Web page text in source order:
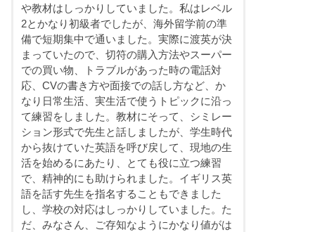
や教材はしっかりしていました。私はレベル
2とかなり初級者でしたが、海外留学前の準
備で短期集中で通いました。実際に渡英が決
まっていたので、切符の購入方法やスーパー
での買い物、トラブルがあった時の電話対
応、CVの書き方や面接での話し方など、か
なり日常生活、実生活で使うトピックに沿っ
て練習をしました。教材にそって、シミレー
ション形式で先生と話しましたが、学生時代
から抜けていた英語を呼び戻して、現地の生
活を始めるにあたり、とても役に立つ練習
で、精神的にも助けられました。イギリス英
語を話す先生を指名することもできました
し、学校の対応はしっかりしていました。た
だ、みなさん、ご存知なようにかなり値がは